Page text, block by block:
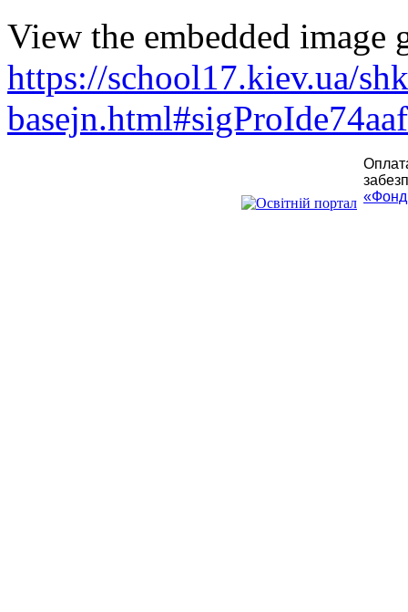
View the embedded image
https://school17.kiev.ua/
«Фонд